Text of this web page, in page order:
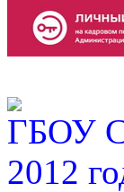
ГБОУ
2012